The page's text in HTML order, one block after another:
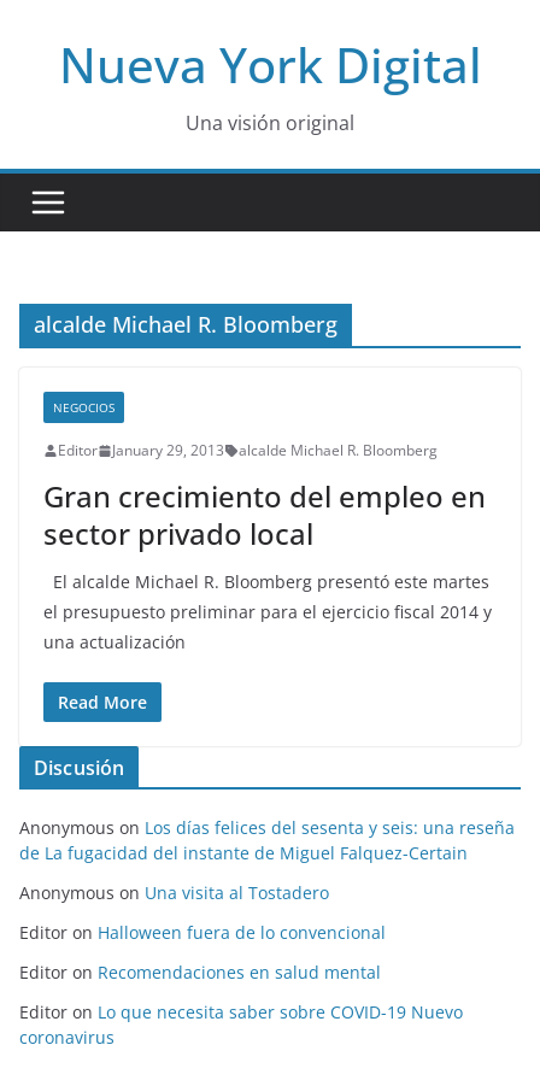
contentNueva York Digital
Una visión original
alcalde Michael R. Bloomberg
NEGOCIOS
Editor January 29, 2013 alcalde Michael R. Bloomberg
Gran crecimiento del empleo en
sector privado local
El alcalde Michael R. Bloomberg presentó este martes
el presupuesto preliminar para el ejercicio fiscal 2014 y
una actualización
Read More
Discusión
Anonymous on Los días felices del sesenta y seis: una reseña
de La fugacidad del instante de Miguel Falquez-Certain
Anonymous on Una visita al Tostadero
Editor on Halloween fuera de lo convencional
Editor on Recomendaciones en salud mental
Editor on Lo que necesita saber sobre COVID-19 Nuevo
coronavirus